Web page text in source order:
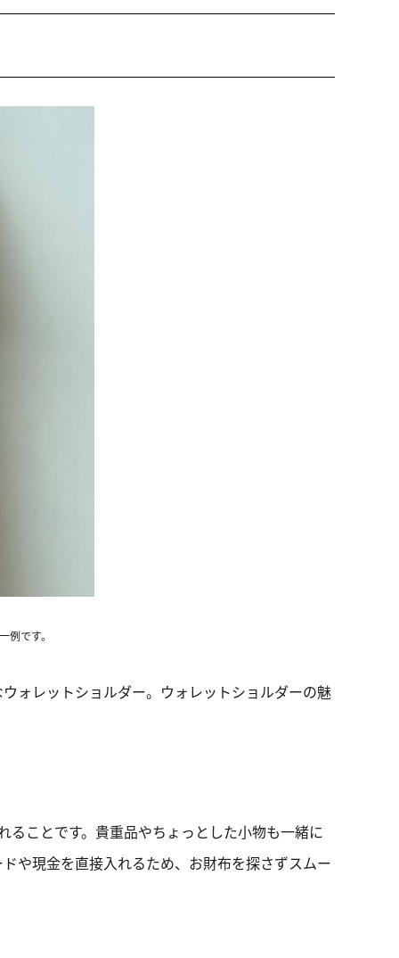
例です。
ォレットショルダー。ウォレットショルダーの魅
ることです。貴重品やちょっとした小物も一緒に
や現金を直接入れるため、お財布を探さずスムー